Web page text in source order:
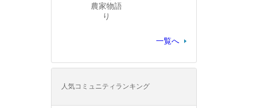
農家物語
り
一覧へ
人気コミュニティランキング